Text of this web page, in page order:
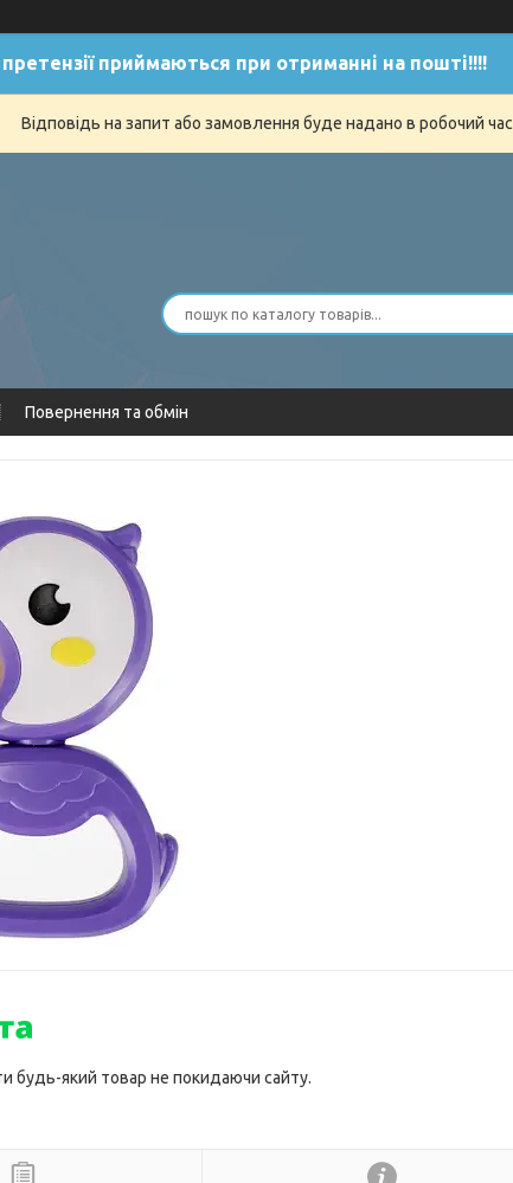
претензії приймаються при отриманні на пошті!!!!
Відповідь на запит або замовлення буде надано в робочий час
Повернення та обмін
будь-який товар не покидаючи сайту.